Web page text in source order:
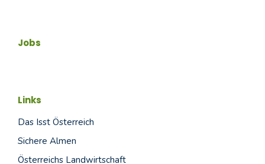
Jobs
Links
Das Isst Österreich
Sichere Almen
Österreichs Landwirtschaft